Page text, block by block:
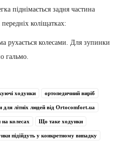
піднімається задня частина
коліщатках:
рухається колесами. Для зупинки
гальмо.
ходунки ортопедичний виріб
для літніх людей від Ortocomfort.ua
на колесах Що таке ходунки
підійдуть у конкретному випадку